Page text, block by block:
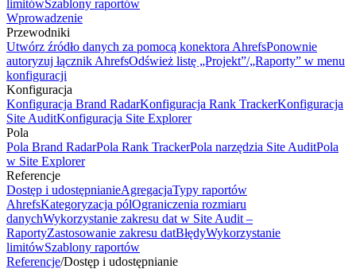
limitówSzablony raportów
Wprowadzenie
Przewodniki
Utwórz źródło danych za pomocą konektora AhrefsPonownie
autoryzuj łącznik AhrefsOdśwież listę „Projekt”/„Raporty” w menu
konfiguracji
Konfiguracja
Konfiguracja Brand RadarKonfiguracja Rank TrackerKonfiguracja
Site AuditKonfiguracja Site Explorer
Pola
Pola Brand RadarPola Rank TrackerPola narzędzia Site AuditPola
w Site Explorer
Referencje
Dostęp i udostępnianieAgregacjaTypy raportów
AhrefsKategoryzacja pólOgraniczenia rozmiaru
danychWykorzystanie zakresu dat w Site Audit –
RaportyZastosowanie zakresu datBłędyWykorzystanie
limitówSzablony raportów
Referencje/Dostęp i udostępnianie